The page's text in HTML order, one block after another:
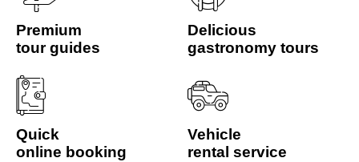
Premium
tour guides
Delicious
gastronomy tours
Quick
online booking
Vehicle
rental service